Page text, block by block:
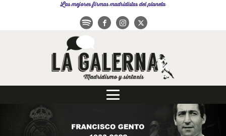
Las mejores firmas madridistas del planeta